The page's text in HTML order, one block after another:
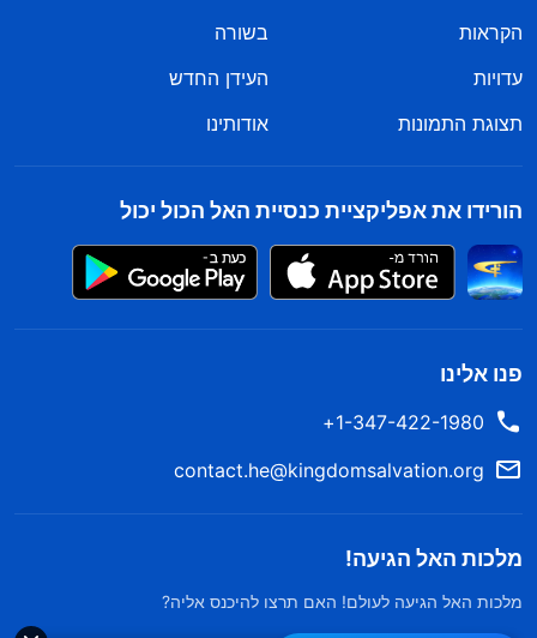
הקראות
בשורה
עדויות
העידן החדש
תצוגת התמונות
אודותינו
הורידו את אפליקציית כנסיית האל הכול יכול
פנו אלינו
1-347-422-1980+
contact.he@kingdomsalvation.org
מלכות האל הגיעה!
מלכות האל הגיעה לעולם! האם תרצו להיכנס אליה?